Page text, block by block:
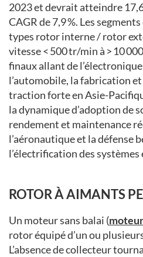
2023 et devrait atteindre
CAGR de 7,9 %. Les
types rotor interne / rotor
vitesse < 500 tr/min à > 10
finaux allant de
l’automobile, la fabrication
traction forte en Asie-
la dynamique d’adoption de
rendement et maintenance
l’aéronautique et la défense
l’électrification des systèmes
ROTOR À AIMANTS
Un moteur sans balai (
rotor équipé d’un ou
L’absence de collecteur